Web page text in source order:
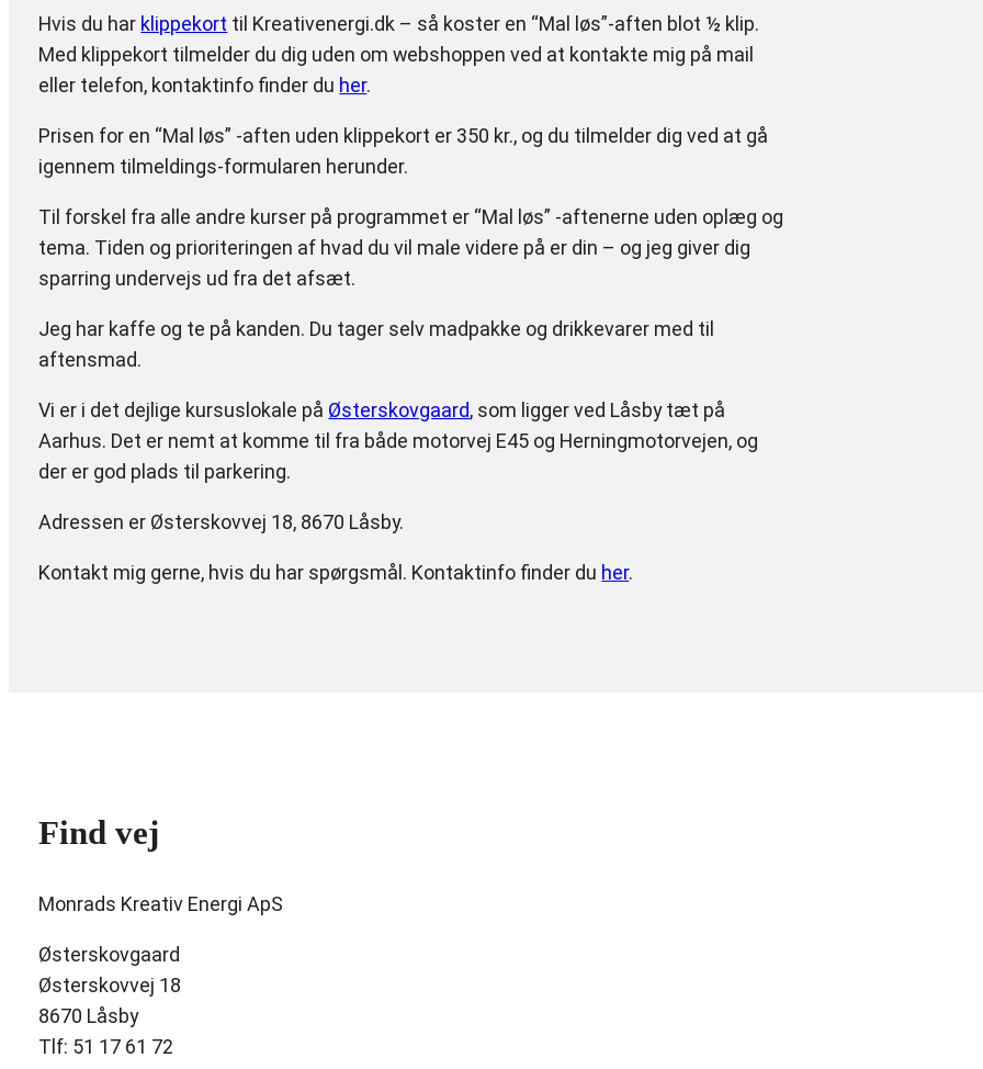
Hvis du har klippekort til Kreativenergi.dk – så koster en “Mal løs”-aften blot ½ klip.
Med klippekort tilmelder du dig uden om webshoppen ved at kontakte mig på mail
eller telefon, kontaktinfo finder du her.
Prisen for en “Mal løs” -aften uden klippekort er 350 kr., og du tilmelder dig ved at gå
igennem tilmeldings-formularen herunder.
Til forskel fra alle andre kurser på programmet er “Mal løs” -aftenerne uden oplæg og
tema. Tiden og prioriteringen af hvad du vil male videre på er din – og jeg giver dig
sparring undervejs ud fra det afsæt.
Jeg har kaffe og te på kanden. Du tager selv madpakke og drikkevarer med til
aftensmad.
Vi er i det dejlige kursuslokale på Østerskovgaard, som ligger ved Låsby tæt på
Aarhus. Det er nemt at komme til fra både motorvej E45 og Herningmotorvejen, og
der er god plads til parkering.
Adressen er Østerskovvej 18, 8670 Låsby.
Kontakt mig gerne, hvis du har spørgsmål. Kontaktinfo finder du her.
Find vej
Monrads Kreativ Energi ApS
Østerskovgaard
Østerskovvej 18
8670 Låsby
Tlf: 51 17 61 72